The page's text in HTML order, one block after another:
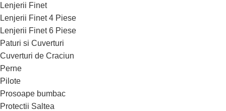
Lenjerii Finet
Lenjerii Finet 4 Piese
Lenjerii Finet 6 Piese
Paturi si Cuverturi
Cuverturi de Craciun
Perne
Pilote
Prosoape bumbac
Protectii Saltea